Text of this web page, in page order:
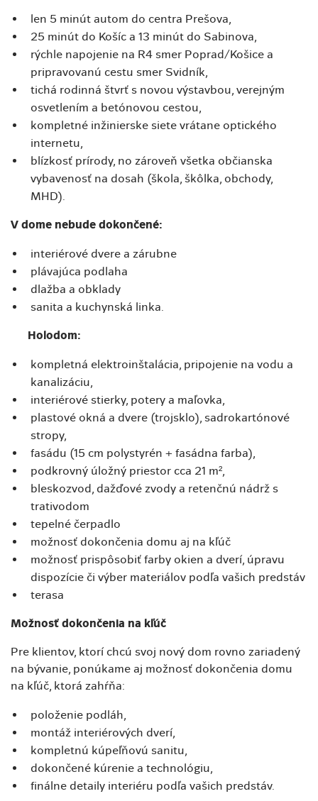
len 5 minút autom do centra Prešova,
25 minút do Košíc a 13 minút do Sabinova,
rýchle napojenie na R4 smer Poprad/Košice a
pripravovanú cestu smer Svidník,
tichá rodinná štvrť s novou výstavbou, verejným
osvetlením a betónovou cestou,
kompletné inžinierske siete vrátane optického
internetu,
blízkosť prírody, no zároveň všetka občianska
vybavenosť na dosah (škola, škôlka, obchody,
MHD).
V dome nebude dokončené:
interiérové dvere a zárubne
plávajúca podlaha
dlažba a obklady
sanita a kuchynská linka.
Holodom:
kompletná elektroinštalácia, pripojenie na vodu a
kanalizáciu,
interiérové stierky, potery a maľovka,
plastové okná a dvere (trojsklo), sadrokartónové
stropy,
fasádu (15 cm polystyrén + fasádna farba),
podkrovný úložný priestor cca 21 m²,
bleskozvod, dažďové zvody a retenčnú nádrž s
trativodom
tepelné čerpadlo
možnosť dokončenia domu aj na kľúč
možnosť prispôsobiť farby okien a dverí, úpravu
dispozície či výber materiálov podľa vašich predstáv
terasa
Možnosť dokončenia na kľúč
Pre klientov, ktorí chcú svoj nový dom rovno zariadený
na bývanie, ponúkame aj možnosť dokončenia domu
na kľúč, ktorá zahŕňa:
položenie podláh,
montáž interiérových dverí,
kompletnú kúpeľňovú sanitu,
dokončené kúrenie a technológiu,
finálne detaily interiéru podľa vašich predstáv.